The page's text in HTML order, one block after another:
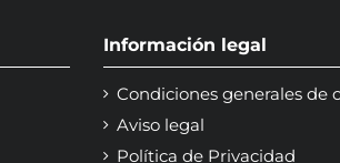
Información legal
Condiciones generales de
Aviso legal
Política de Privacidad